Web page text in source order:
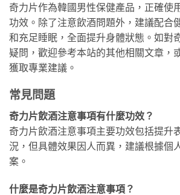
奇力片作為韓國男性保健產品，正確使
功效。除了注意飲酒問題外，建議配合
和充足睡眠，全面提升身體狀態。如對
疑問，歡迎參考本站的其他相關文章，
獲取專業建議。
常見問題
奇力片飲酒注意事項有什麼功效？
奇力片飲酒注意事項主要功效包括提升
況，但具體效果因人而異，建議根據個
案。
什麼是奇力片飲酒注意事項？